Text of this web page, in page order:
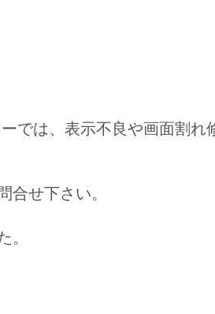
では、表示不良や画面割
合せ下さい。
。